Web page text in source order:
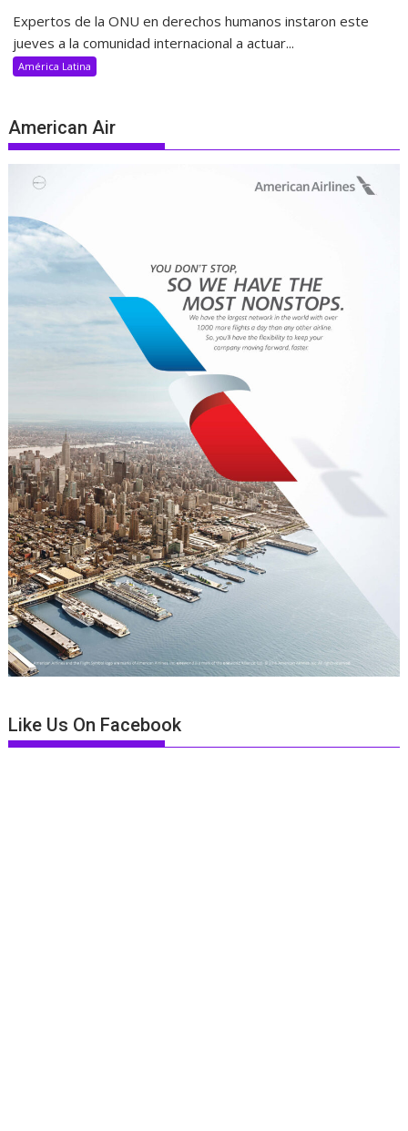
Expertos de la ONU en derechos humanos instaron este
jueves a la comunidad internacional a actuar...
América Latina
American Air
Like Us On Facebook